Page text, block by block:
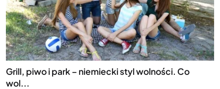
Grill, piwo i park – niemiecki styl wolności. Co
wol...